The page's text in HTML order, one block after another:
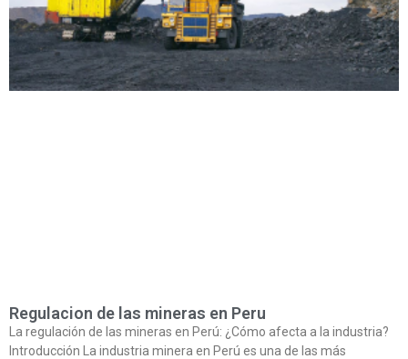
Regulacion de las mineras en Peru
La regulación de las mineras en Perú: ¿Cómo afecta a la industria?
Introducción La industria minera en Perú es una de las más